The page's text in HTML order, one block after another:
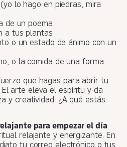
lo hago en piedras, mira
de un poema
a tus plantas
o un estado de ánimo con un
o la comida de una forma
que hagas para abrir tu
El arte eleva el espíritu y da
y creatividad. ¿A qué estás
para empezar el día
relajante y energizante. En